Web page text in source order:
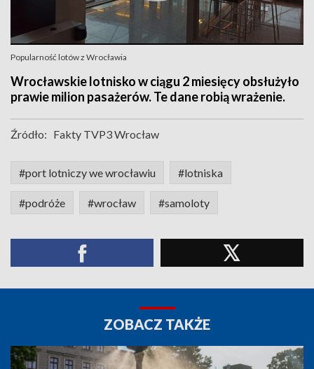
Popularność lotów z Wrocławia
Wrocławskie lotnisko w ciągu 2 miesięcy obsłużyło
prawie milion pasażerów. Te dane robią wrażenie.
Źródło: Fakty TVP3 Wrocław
#port lotniczy we wrocławiu #lotniska
#podróże #wrocław #samoloty
ZOBACZ TAKŻE